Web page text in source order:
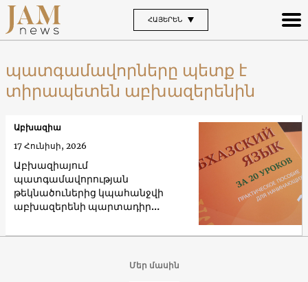
ՀԱՅԵՐԵՆ
պատգամավորները պետք է
տիրապետեն աբխազերենին
Աբխազիայում
պատգամավորության
թեկնածուներից կպահանջվի
աբխազերենի պարտադիր
Աբխազիա
17 Հունիսի, 2026
Մեր մասին